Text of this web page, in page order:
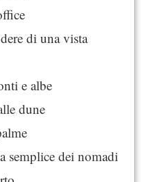
di una vista
e albe
dune
semplice dei nomadi